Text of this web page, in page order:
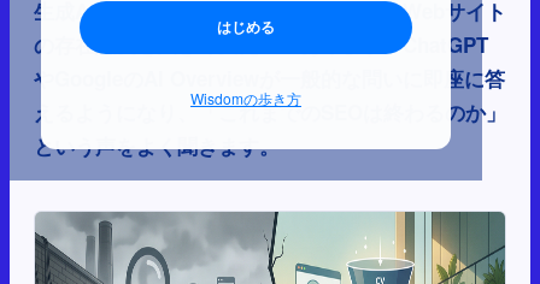
はじめる
Wisdomの歩き方
生成AIの普及は、検索エンジンの役割とWebサイト
の存在意義を大きく変えつつあります。ChatGPT
やGoogleのAI Overviewが一般的な問いに即座に答
えるようになり、「これまでのSEOは終わるのか」
という声をよく聞きます。